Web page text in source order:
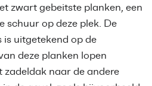
zwart gebeitste planken, een
schuur op deze plek. De
is uitgetekend op de
deze planken lopen
naar de andere